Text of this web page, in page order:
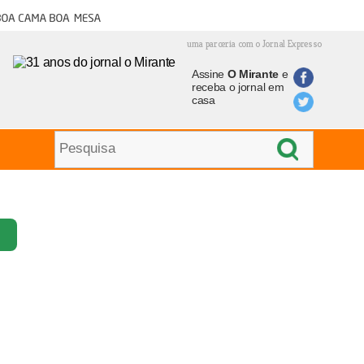
cama boa mesa
uma parceria com o Jornal Expresso
Assine O Mirantee
receba o jornal em
casa